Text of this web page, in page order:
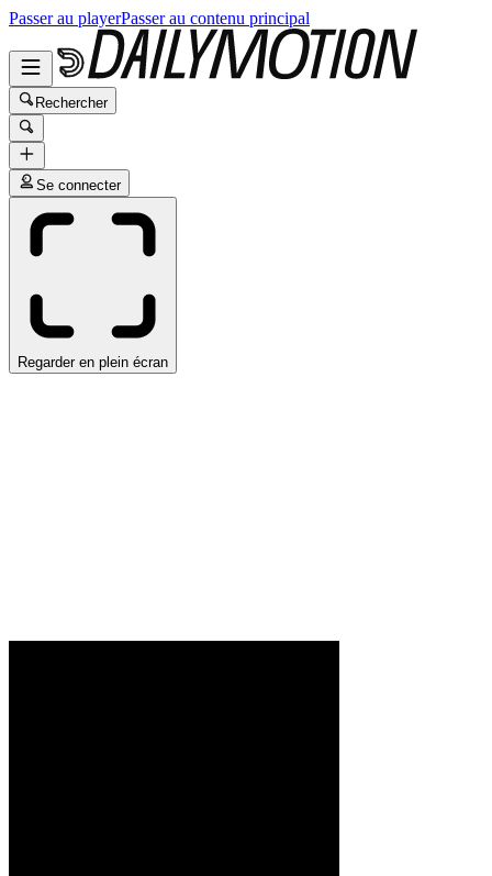
Passer au playerPasser au contenu principal
Rechercher
Se connecter
Regarder en plein écran